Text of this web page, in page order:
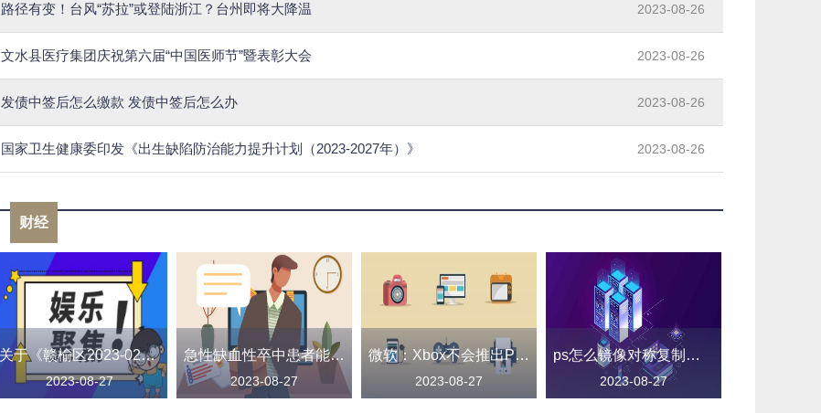
路径有变！台风“苏拉”或登陆浙江？台州即将大降温 2023-08-26
文水县医疗集团庆祝第六届“中国医师节”暨表彰大会 2023-08-26
发债中签后怎么缴款 发债中签后怎么办 2023-08-26
国家卫生健康委印发《出生缺陷防治能力提升计划（2023-2027年）》 2023-08-26
财经
关于《赣榆区2023-02号土地征收成片开发方案 （征求意见稿）》公开征求意见的结果反馈
2023-08-27
急性缺血性卒中患者能否直接手术取栓？上海专家领衔提供最高级别循证医学证据
2023-08-27
微软：Xbox不会推出PS5中期升级主机
2023-08-27
ps怎么镜像对称复制（ps怎么镜像图片）
2023-08-27